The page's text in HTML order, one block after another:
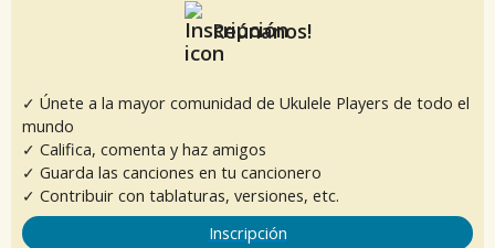
Reúnanos!
✓ Únete a la mayor comunidad de Ukulele Players de todo el
mundo
✓ Califica, comenta y haz amigos
✓ Guarda las canciones en tu cancionero
✓ Contribuir con tablaturas, versiones, etc.
Inscripción